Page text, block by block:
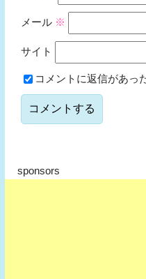
メール ※
サイト
コメントに返信があっ
sponsors